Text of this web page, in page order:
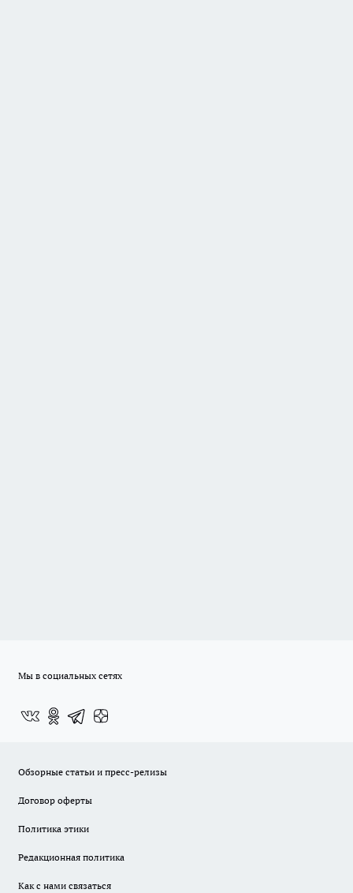
Мы в социальных сетях
Обзорные статьи и пресс-релизы
Договор оферты
Политика этики
Редакционная политика
Как с нами связаться